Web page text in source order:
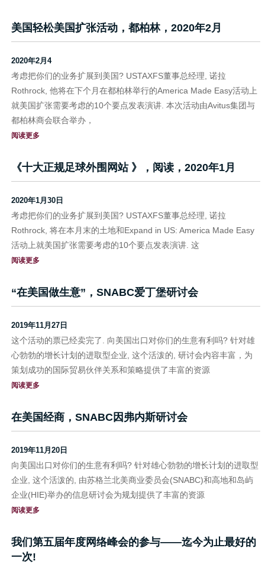
美国轻松美国扩张活动，都柏林，2020年2月
2020年2月4
考虑把你们的业务扩展到美国? USTAXFS董事总经理, 诺拉
Rothrock, 他将在下个月在都柏林举行的America Made Easy活动上
就美国扩张需要考虑的10个要点发表演讲. 本次活动由Avitus集团与
都柏林商会联合举办，
阅读更多
《十大正规足球外围网站 》，阅读，2020年1月
2020年1月30日
考虑把你们的业务扩展到美国? USTAXFS董事总经理, 诺拉
Rothrock, 将在本月末的土地和Expand in US: America Made Easy
活动上就美国扩张需要考虑的10个要点发表演讲. 这
阅读更多
“在美国做生意”，SNABC爱丁堡研讨会
2019年11月27日
这个活动的票已经卖完了. 向美国出口对你们的生意有利吗? 针对雄
心勃勃的增长计划的进取型企业, 这个活泼的, 研讨会内容丰富，为
策划成功的国际贸易伙伴关系和策略提供了丰富的资源
阅读更多
在美国经商，SNABC因弗内斯研讨会
2019年11月20日
向美国出口对你们的生意有利吗? 针对雄心勃勃的增长计划的进取型
企业, 这个活泼的, 由苏格兰北美商业委员会(SNABC)和高地和岛屿
企业(HIE)举办的信息研讨会为规划提供了丰富的资源
阅读更多
我们第五届年度网络峰会的参与——迄今为止最好的
一次!